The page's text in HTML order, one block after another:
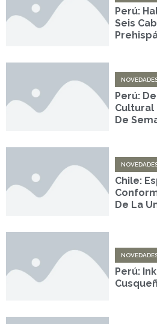
Perú:
Seis
Perú:
Cultural
De
Chile:
De La
Perú: